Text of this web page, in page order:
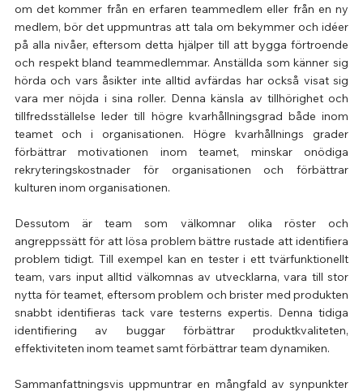
om det kommer från en erfaren teammedlem eller från en ny
medlem, bör det uppmuntras att tala om bekymmer och idéer
på alla nivåer, eftersom detta hjälper till att bygga förtroende
och respekt bland teammedlemmar. Anställda som känner sig
hörda och vars åsikter inte alltid avfärdas har också visat sig
vara mer nöjda i sina roller. Denna känsla av tillhörighet och
tillfredsställelse leder till högre kvarhållningsgrad både inom
teamet och i organisationen. Högre kvarhållnings grader
förbättrar motivationen inom teamet, minskar onödiga
rekryteringskostnader för organisationen och förbättrar
kulturen inom organisationen.
Dessutom är team som välkomnar olika röster och
angreppssätt för att lösa problem bättre rustade att identifiera
problem tidigt. Till exempel kan en tester i ett tvärfunktionellt
team, vars input alltid välkomnas av utvecklarna, vara till stor
nytta för teamet, eftersom problem och brister med produkten
snabbt identifieras tack vare testerns expertis. Denna tidiga
identifiering av buggar förbättrar produktkvaliteten,
effektiviteten inom teamet samt förbättrar team dynamiken.
Sammanfattningsvis uppmuntrar en mångfald av synpunkter